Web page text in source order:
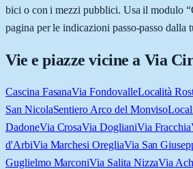
bici o con i mezzi pubblici. Usa il modulo
pagina per le indicazioni passo-passo dalla
Vie e piazze vicine a Via
Cascina FasanaVia FondovalleLocalità
San NicolaSentiero Arco del Monviso
DadoneVia CrosaVia DoglianiVia Fracchia
d'ArbiVia Marchesi OregliaVia San
Guglielmo MarconiVia Salita NizzaVia